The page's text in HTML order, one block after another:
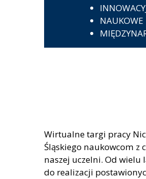
Wirtualne targi pracy
Śląskiego naukowcom z
naszej uczelni. Od
do realizacji